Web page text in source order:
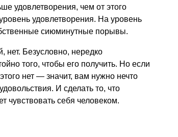
удовлетворения, чем от этого
удовлетворения. На уровень
сиюминутные порывы.
нет. Безусловно, нередко
того, чтобы его получить. Но если
нет — значит, вам нужно нечто
И сделать то, что
чувствовать себя человеком.